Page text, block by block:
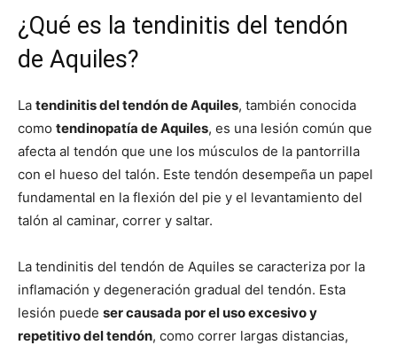
¿Qué es la tendinitis del tendón
de Aquiles?
La tendinitis del tendón de Aquiles, también conocida
como tendinopatía de Aquiles, es una lesión común que
afecta al tendón que une los músculos de la pantorrilla
con el hueso del talón. Este tendón desempeña un papel
fundamental en la flexión del pie y el levantamiento del
talón al caminar, correr y saltar.
La tendinitis del tendón de Aquiles se caracteriza por la
inflamación y degeneración gradual del tendón. Esta
lesión puede ser causada por el uso excesivo y
repetitivo del tendón, como correr largas distancias,